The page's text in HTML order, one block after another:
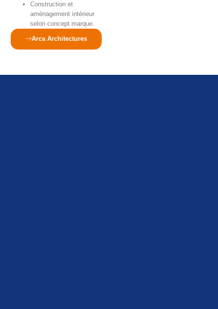
Construction et
aménagement intérieur
selon concept marque.
Arca Architectures